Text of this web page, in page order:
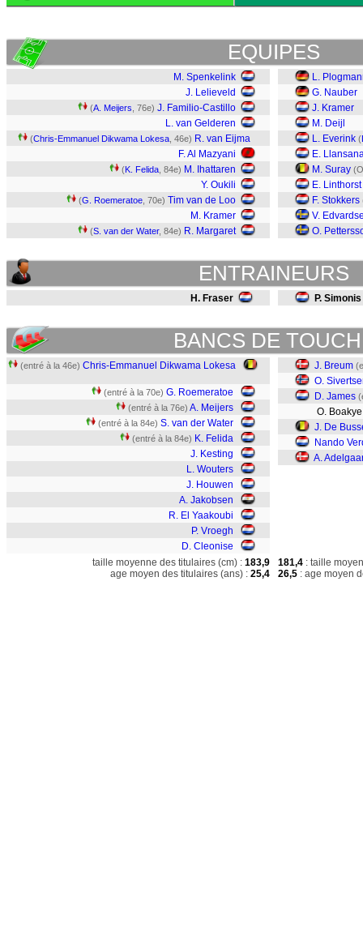
EQUIPES
M. Spenkelink
J. Lelieveld
(A. Meijers , 76e) J. Familio-Castillo
L. van Gelderen
(Chris-Emmanuel Dikwama Lokesa , 46e) R. van Eijma
F. Al Mazyani
(K. Felida , 84e) M. Ihattaren
Y. Oukili
(G. Roemeratoe , 70e) Tim van de Loo
M. Kramer
(S. van der Water, 84e) R. Margaret
L.
G. Nauber
J. Kramer
M. Deijl
L. Everink (
E.
M. Suray
E. Linthorst
F. Stokkers
V.
O.
ENTRAINEURS
H. Fraser P. Simonis
BANCS DE
(entré à la 46e) Chris-Emmanuel Dikwama Lokesa
(entré à la 70e) G. Roemeratoe
(entré à la 76e) A. Meijers
(entré à la 84e) S. van der Water
(entré à la 84e) K. Felida
J. Kesting
L. Wouters
J. Houwen
A. Jakobsen
R. El Yaakoubi
P. Vroegh
D. Cleonise
J. Breum
O.
D. James
O.
J. De
Nando
A.
taille moyenne des titulaires (cm) : 183,9
age moyen des titulaires (ans) : 25,4
181,4 : taille
26,5 : age moyen